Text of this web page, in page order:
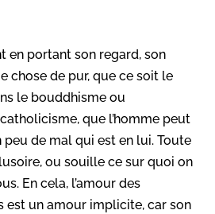
en portant son regard, son
chose de pur, que ce soit le
le bouddhisme ou
que l’homme peut
de mal qui est en lui. Toute
ou souille ce sur quoi on
En cela, l’amour des
est un amour implicite, car son